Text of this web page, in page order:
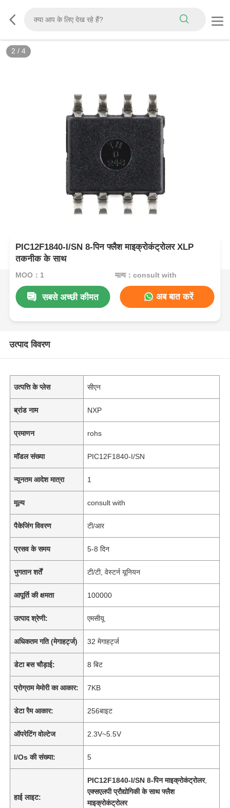
2 / 4
PIC12F1840-I/SN 8-पिन फ्लैश माइक्रोकंट्रोलर XLP
तकनीक के साथ
MOQ：1 मूल्य：consult with
सबसे अच्छी कीमत अब बात करें
उत्पाद विवरण
उत्पत्ति के प्लेस सीएन
ब्रांड नाम NXP
प्रमाणन rohs
मॉडल संख्या PIC12F1840-I/SN
न्यूनतम आदेश मात्रा 1
मूल्य consult with
पैकेजिंग विवरण टी/आर
प्रसव के समय 5-8 दिन
भुगतान शर्तें टी/टी, वेस्टर्न यूनियन
आपूर्ति की क्षमता 100000
उत्पाद श्रेणी: एमसीयू
अधिकतम गति (मेगाहर्ट्ज) 32 मेगाहर्ट्ज
डेटा बस चौड़ाई: 8 बिट
प्रोग्राम मेमोरी का आकार: 7KB
डेटा रैम आकार: 256बाइट
ऑपरेटिंग वोल्टेज 2.3V~5.5V
I/Os की संख्या: 5
हाई लाइट:
PIC12F1840-I/SN 8-पिन माइक्रोकंट्रोलर,
एक्सएलपी प्रौद्योगिकी के साथ फ्लैश
माइक्रोकंट्रोलर